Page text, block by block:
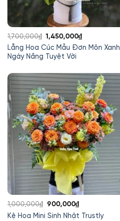
Lẵng Hoa Cúc Mẫu Đơn Môn Xanh
Ngày Nắng Tuyệt Vời
1,700,000₫ Giá
gốc
là:
1,450,000₫Giá
hiện
1,450,000₫.
Kệ Hoa Mini Sinh Nhật Trustly
1,000,000₫
Giá
gốc
900,000₫Giá
hiện